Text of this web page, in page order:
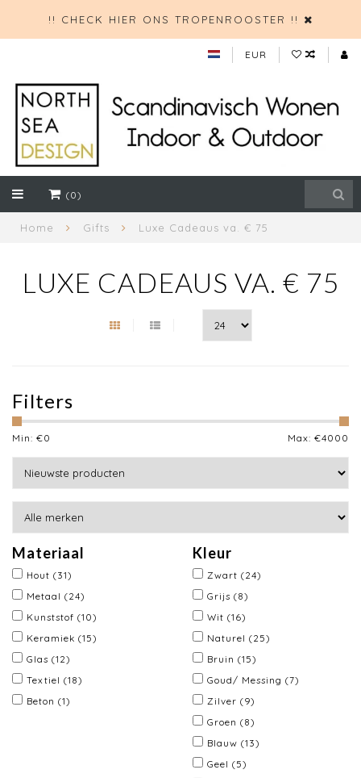
!! CHECK HIER ONS TROPENROOSTER !!
EUR
(0)
Home Gifts Luxe Cadeaus va. € 75
LUXE CADEAUS VA. € 75
Filters
Min: €0 Max: €4000
Materiaal
Hout (31)
Metaal (24)
Kunststof (10)
Keramiek (15)
Glas (12)
Textiel (18)
Beton (1)
Kleur
Zwart (24)
Grijs (8)
Wit (16)
Naturel (25)
Bruin (15)
Goud/ Messing (7)
Zilver (9)
Groen (8)
Blauw (13)
Geel (5)